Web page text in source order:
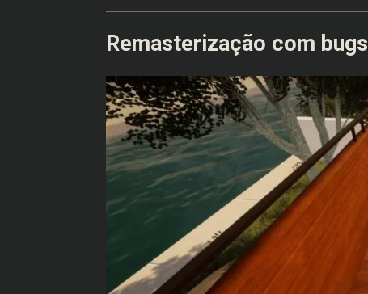
Remasterização com bugs